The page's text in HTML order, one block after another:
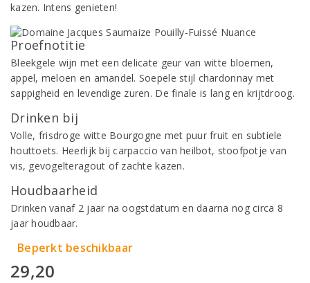
kazen. Intens genieten!
Proefnotitie
Bleekgele wijn met een delicate geur van witte bloemen,
appel, meloen en amandel. Soepele stijl chardonnay met
sappigheid en levendige zuren. De finale is lang en krijtdroog.
Drinken bij
Volle, frisdroge witte Bourgogne met puur fruit en subtiele
houttoets. Heerlijk bij carpaccio van heilbot, stoofpotje van
vis, gevogelteragout of zachte kazen.
Houdbaarheid
Drinken vanaf 2 jaar na oogstdatum en daarna nog circa 8
jaar houdbaar.
Beperkt beschikbaar
29,20